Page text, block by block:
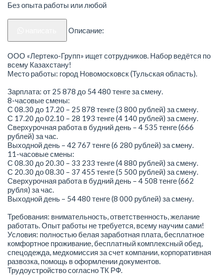
Без опыта работы или любой
Описание:
ООО «Лертеко-Групп» ищет сотрудников. Набор ведётся по
всему Казахстану!
Место работы: город Новомосковск (Тульская область).
Зарплата: от 25 878 до 54 480 тенге за смену.
8-часовые смены:
С 08.30 до 17.20 – 25 878 тенге (3 800 рублей) за смену.
С 17.20 до 02.10 – 28 193 тенге (4 140 рублей) за смену.
Сверхурочная работа в будний день – 4 535 тенге (666
рублей) за час.
Выходной день – 42 767 тенге (6 280 рублей) за смену.
11-часовые смены:
С 08.30 до 20.30 – 33 233 тенге (4 880 рублей) за смену.
С 20.30 до 08.30 – 37 455 тенге (5 500 рублей) за смену.
Сверхурочная работа в будний день – 4 508 тенге (662
рубля) за час.
Выходной день – 54 480 тенге (8 000 рублей) за смену.
Требования: внимательность, ответственность, желание
работать. Опыт работы не требуется, всему научим сами!
Условия: полностью белая заработная плата, бесплатное
комфортное проживание, бесплатный комплексный обед,
спецодежда, медкомиссия за счет компании, корпоративная
развозка, помощь в оформлении документов.
Трудоустройство согласно ТК РФ.